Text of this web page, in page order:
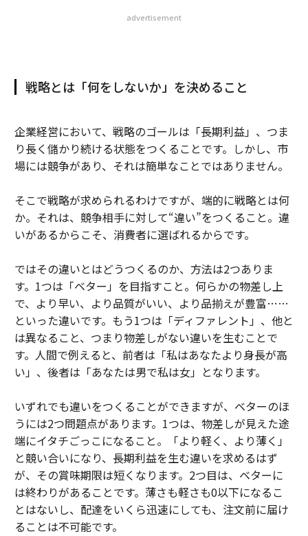
advertisement
戦略とは「何をしないか」を決めること
企業経営において、戦略のゴールは「長期利益」、つま
り長く儲かり続ける状態をつくることです。しかし、市
場には競争があり、それは簡単なことではありません。
そこで戦略が求められるわけですが、端的に戦略とは何
か。それは、競争相手に対して“違い”をつくること。違
いがあるからこそ、消費者に選ばれるからです。
ではその違いとはどうつくるのか、方法は2つありま
す。1つは「ベター」を目指すこと。何らかの物差し上
で、より早い、より品質がいい、より品揃えが豊富……
といった違いです。もう1つは「ディファレント」、他と
は異なること、つまり物差しがない違いを生むことで
す。人間で例えると、前者は「私はあなたより身長が高
い」、後者は「あなたは男で私は女」となります。
いずれでも違いをつくることができますが、ベターのほ
うには2つ問題点があります。1つは、物差しが見えた途
端にイタチごっこになること。「より軽く、より薄く」
と競い合いになり、長期利益を生む違いを求めるはず
が、その賞味期限は短くなります。2つ目は、ベターに
は終わりがあることです。薄さも軽さも0以下になるこ
とはないし、配達をいくら迅速にしても、注文前に届け
ることは不可能です。